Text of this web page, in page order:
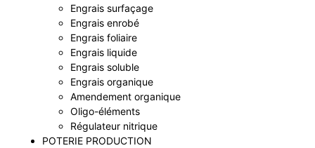
Engrais surfaçage
Engrais enrobé
Engrais foliaire
Engrais liquide
Engrais soluble
Engrais organique
Amendement organique
Oligo-éléments
Régulateur nitrique
POTERIE PRODUCTION